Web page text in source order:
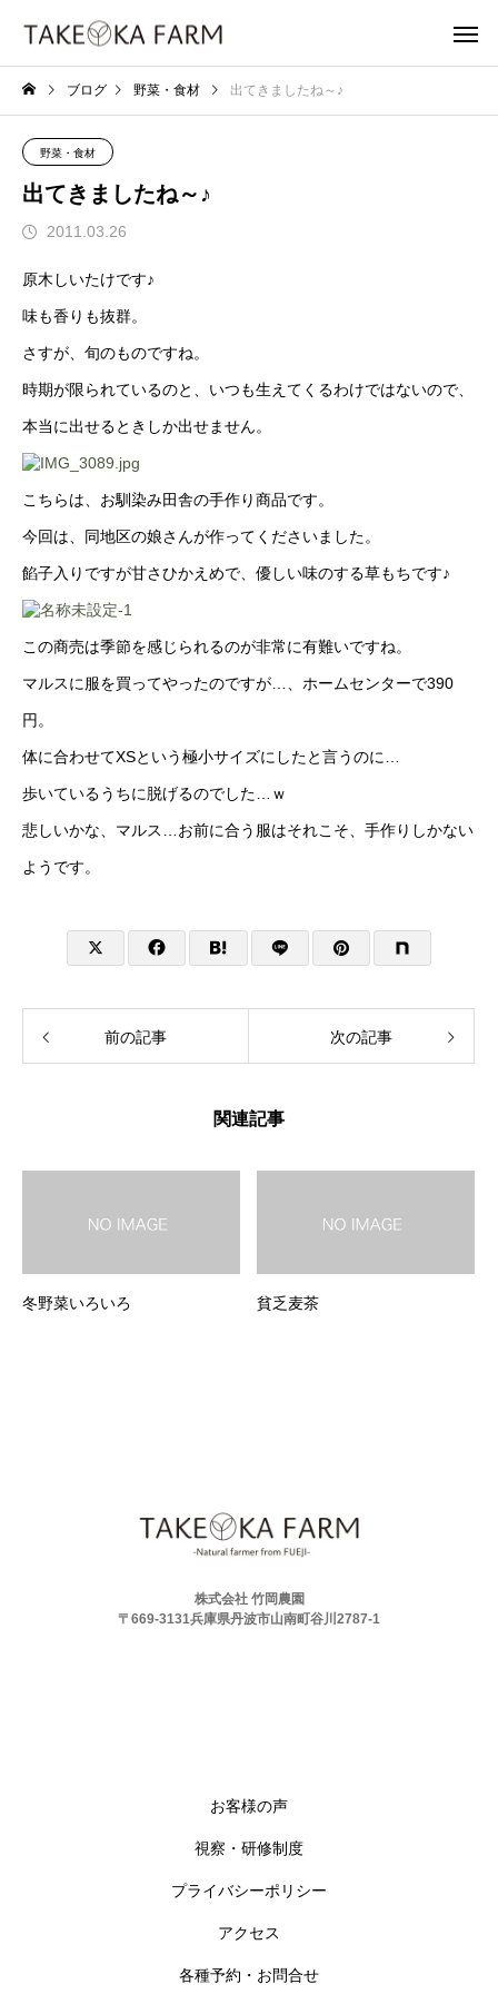
ブログ 野菜・食材 出てきましたね～♪
野菜・食材
出てきましたね～♪
2011.03.26
原木しいたけです♪
味も香りも抜群。
さすが、旬のものですね。
時期が限られているのと、いつも生えてくるわけではないので、
本当に出せるときしか出せません。
こちらは、お馴染み田舎の手作り商品です。
今回は、同地区の娘さんが作ってくださいました。
餡子入りですが甘さひかえめで、優しい味のする草もちです♪
この商売は季節を感じられるのが非常に有難いですね。
マルスに服を買ってやったのですが…、ホームセンターで390
円。
体に合わせてXSという極小サイズにしたと言うのに…
歩いているうちに脱げるのでした…ｗ
悲しいかな、マルス…お前に合う服はそれこそ、手作りしかない
ようです。
前の記事 次の記事
関連記事
冬野菜いろいろ 貧乏麦茶
株式会社 竹岡農園
〒669-3131兵庫県丹波市山南町谷川2787-1
お客様の声
視察・研修制度
プライバシーポリシー
アクセス
各種予約・お問合せ